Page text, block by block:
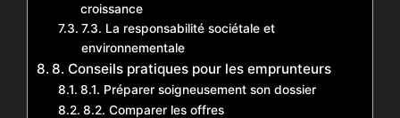
croissance
7.3. La responsabilité sociétale et
environnementale
8. Conseils pratiques pour les emprunteurs
8.1. Préparer soigneusement son dossier
8.2. Comparer les offres